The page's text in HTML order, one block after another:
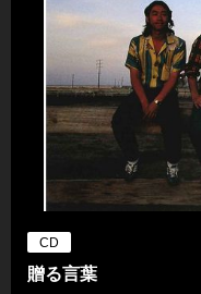
CD
贈る言葉